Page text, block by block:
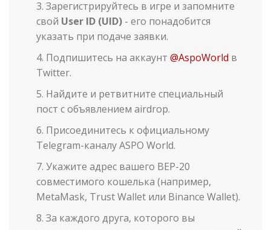
Зарегистрируйтесь в игре и запомните
свой User ID (UID) - его понадобится
указать при подаче заявки.
Подпишитесь на аккаунт @AspoWorld в
Twitter.
Найдите и ретвитните специальный
пост с объявлением airdrop.
Присоединитесь к официальному
Telegram-каналу ASPO World.
Укажите адрес вашего BEP-20
совместимого кошелька (например,
MetaMask, Trust Wallet или Binance Wallet).
За каждого друга, которого вы